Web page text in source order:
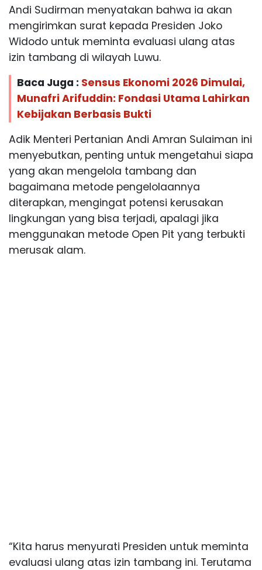
Andi Sudirman menyatakan bahwa ia akan
mengirimkan surat kepada Presiden Joko
Widodo untuk meminta evaluasi ulang atas
izin tambang di wilayah Luwu.
Baca Juga : Sensus Ekonomi 2026 Dimulai,
Munafri Arifuddin: Fondasi Utama Lahirkan
Kebijakan Berbasis Bukti
Adik Menteri Pertanian Andi Amran Sulaiman ini
menyebutkan, penting untuk mengetahui siapa
yang akan mengelola tambang dan
bagaimana metode pengelolaannya
diterapkan, mengingat potensi kerusakan
lingkungan yang bisa terjadi, apalagi jika
menggunakan metode Open Pit yang terbukti
merusak alam.
“Kita harus menyurati Presiden untuk meminta
evaluasi ulang atas izin tambang ini. Terutama